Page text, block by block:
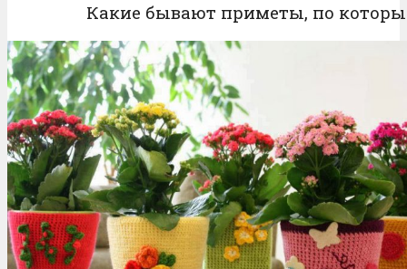
Какие бывают приметы, по